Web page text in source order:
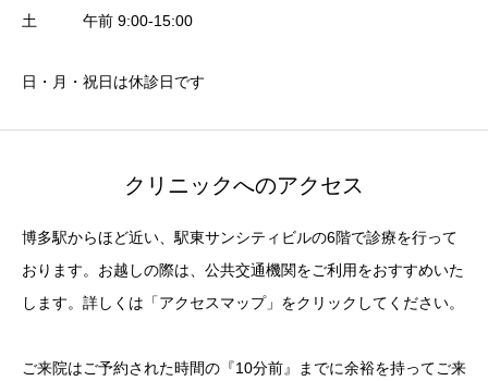
土 午前 9:00-15:00
日・月・祝日は休診日です
クリニックへのアクセス
博多駅からほど近い、駅東サンシティビルの6階で診療を行って
おります。お越しの際は、公共交通機関をご利用をおすすめいた
します。詳しくは「アクセスマップ」をクリックしてください。
ご来院はご予約された時間の『10分前』までに余裕を持ってご来